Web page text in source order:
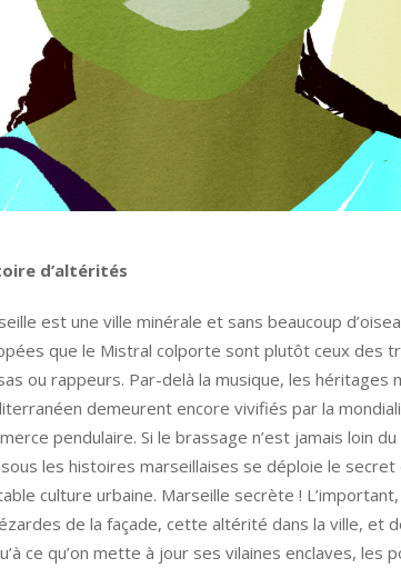
d’altérités
est une ville minérale et sans beaucoup
que le Mistral colporte sont plutôt ceux des
ou rappeurs. Par-delà la musique, les héritages
demeurent encore vivifiés par la
pendulaire. Si le brassage n’est jamais loin
les histoires marseillaises se déploie le
culture urbaine. Marseille secrète ! L’important,
de la façade, cette altérité dans la ville, et
ce qu’on mette à jour ses vilaines enclaves, les